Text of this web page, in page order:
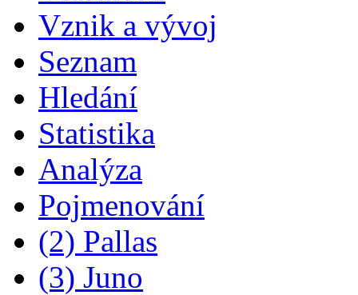
Vznik a vývoj
Seznam
Hledání
Statistika
Analýza
Pojmenování
(2) Pallas
(3) Juno